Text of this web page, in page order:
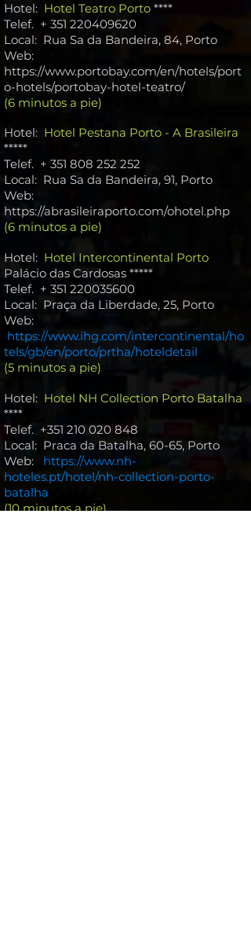
Hotel: Hotel Teatro Porto ****
Telef. + 351 220409620
Local: Rua Sa da Bandeira, 84, Porto
Web:
https://www.portobay.com/en/hotels/port
o-hotels/portobay-hotel-teatro/
(6 minutos a pie)
Hotel: Hotel Pestana Porto - A Brasileira
*****
Telef. + 351 808 252 252
Local: Rua Sa da Bandeira, 91, Porto
Web:
https://abrasileiraporto.com/ohotel.php
(6 minutos a pie)
Hotel: Hotel Intercontinental Porto
Palácio das Cardosas *****
Telef. + 351 220035600
Local: Praça da Liberdade, 25, Porto
Web:
https://www.ihg.com/intercontinental/ho
tels/gb/en/porto/prtha/hoteldetail
(5 minutos a pie)
Hotel: Hotel NH Collection Porto Batalha
****
Telef. +351 210 020 848
Local: Praca da Batalha, 60-65, Porto
Web: https://www.nh-
hoteles.pt/hotel/nh-collection-porto-
batalha
(10minutos a pie)